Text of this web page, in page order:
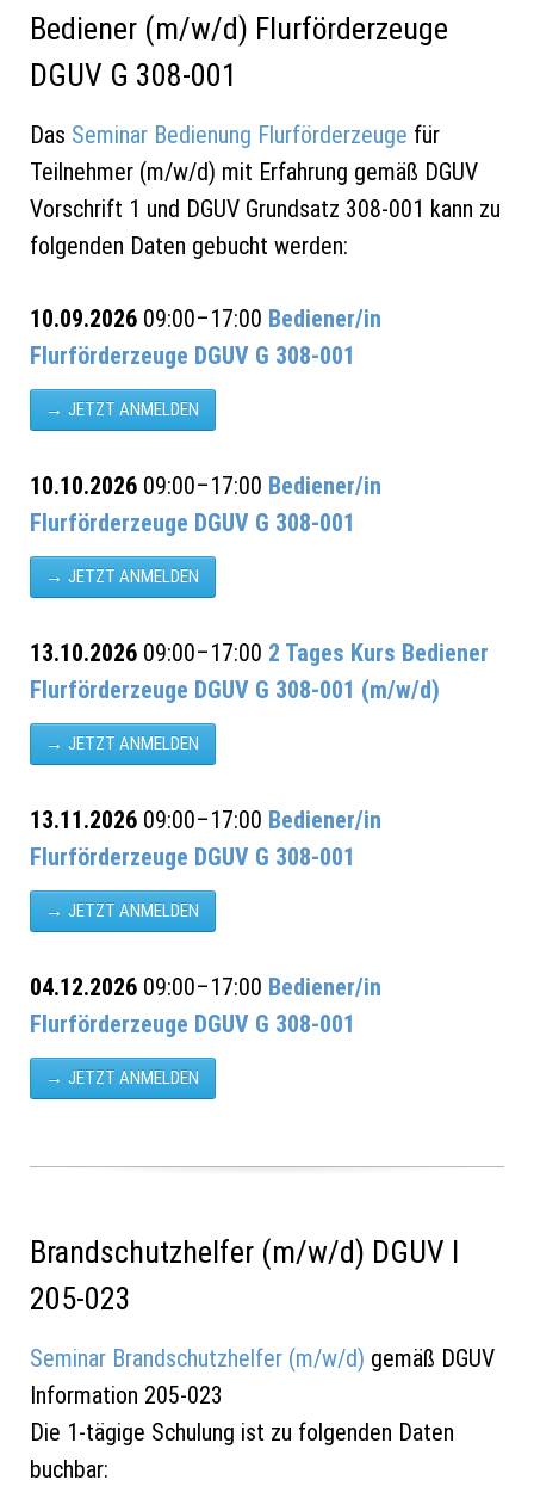
Bediener (m/w/d) Flurförderzeuge
DGUV G 308-001
Das Seminar Bedienung Flurförderzeuge für
Teilnehmer (m/w/d) mit Erfahrung gemäß DGUV
Vorschrift 1 und DGUV Grundsatz 308-001 kann zu
folgenden Daten gebucht werden:
10.09.202609:00–17:00 Bediener/in
Flurförderzeuge DGUV G 308-001
JETZT ANMELDEN
10.10.202609:00–17:00 Bediener/in
Flurförderzeuge DGUV G 308-001
JETZT ANMELDEN
13.10.202609:00–17:00 2 Tages Kurs Bediener
Flurförderzeuge DGUV G 308-001 (m/w/d)
JETZT ANMELDEN
13.11.202609:00–17:00 Bediener/in
Flurförderzeuge DGUV G 308-001
JETZT ANMELDEN
04.12.202609:00–17:00 Bediener/in
Flurförderzeuge DGUV G 308-001
JETZT ANMELDEN
Brandschutzhelfer (m/w/d) DGUV I
205-023
Seminar Brandschutzhelfer (m/w/d) gemäß DGUV
Information 205-023
Die 1-tägige Schulung ist zu folgenden Daten
buchbar: